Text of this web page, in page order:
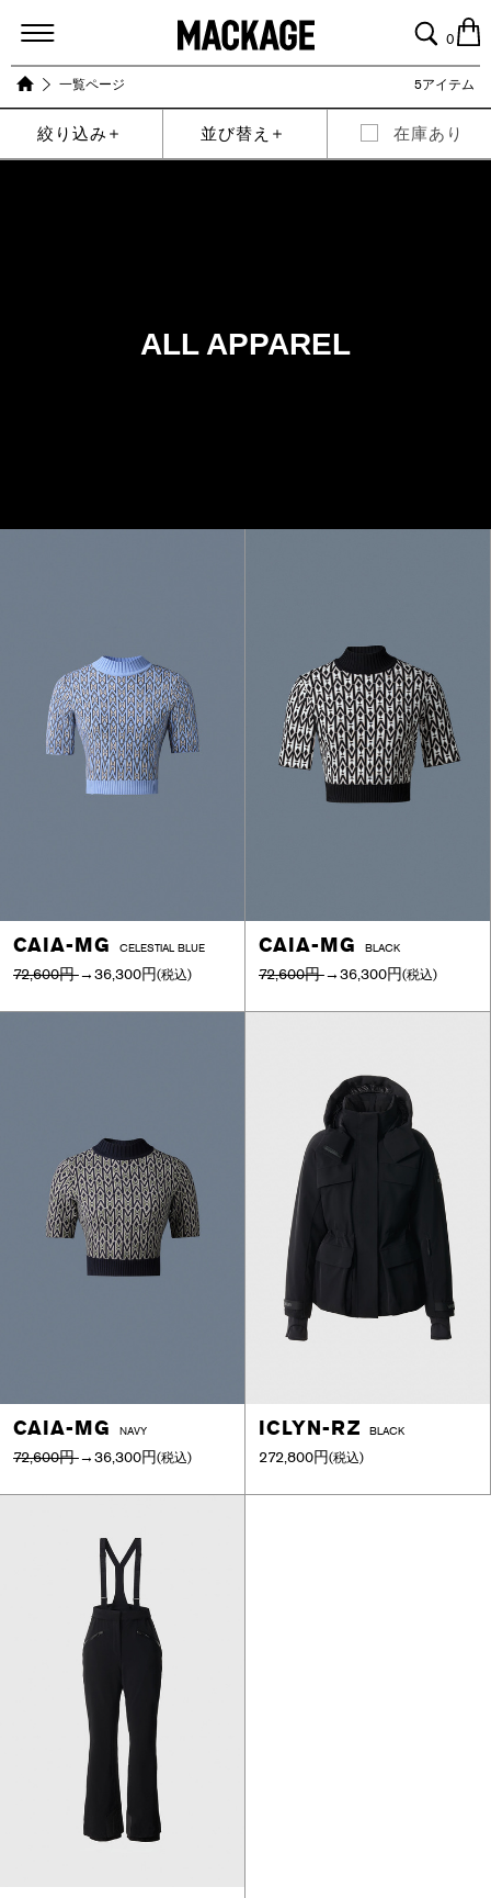
MACKAGE
0
一覧ページ 5アイテム
絞り込み 並び替え 在庫あり
ALL APPAREL
CAIA-MG CELESTIAL BLUE
72,600円→36,300円(税込)
CAIA-MG BLACK
72,600円→36,300円(税込)
CAIA-MG NAVY
72,600円→36,300円(税込)
ICLYN-RZ BLACK
272,800円(税込)